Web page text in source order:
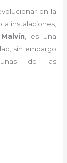
en la
instalaciones,
, es una
sin embargo
de las